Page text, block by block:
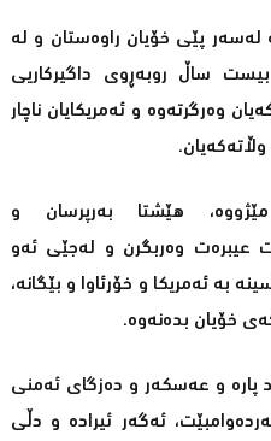
لەسەر پێی خۆیان راوەستان و لە
ساڵ روبەڕوی داگیرکاریی
وەرگرتەوە و ئەمریکایان ناچار
هێشتا بەرپرسان و
عیبرەت وەربگرن و لەجێی ئەو
ئەمریکا و خۆرئاوا و بێگانە،
خۆیان بدەنەوە.
و عەسکەر و دەزگای ئەمنی
ئەگەر ئیرادە و دڵی